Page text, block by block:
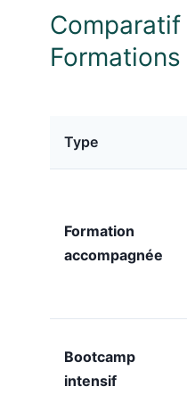
Comparatif
Type
Formation
accompagnée
Bootcamp
intensif